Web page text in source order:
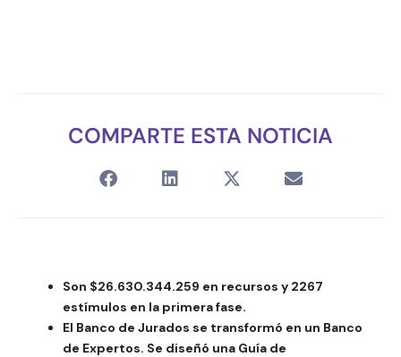
COMPARTE ESTA NOTICIA
Son $26.630.344.259 en recursos y 2267
estímulos en la primera fase.
El Banco de Jurados se transformó en un Banco
de Expertos. Se diseñó una Guía de